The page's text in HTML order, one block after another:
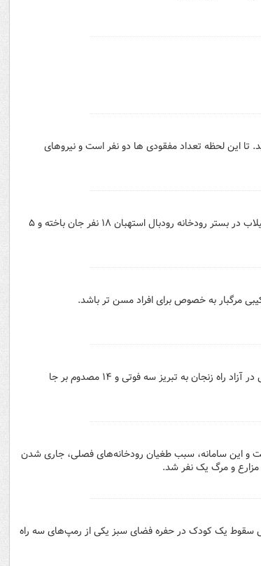
آمار قربانیان سیل در استهبان به ۲۱ نفر رسید. تا این لحظه تعداد مفقودی ها دو نفر است و نیروهای
عبداللهی، مدیرکل مدیریت بحران استانداری فارس:در حادثه سیلاب در بستر رودخانه رودبال استهبان ۱۸ نفر جان باخته و ۵
مرگبار به خصوص برای افراد مسن تر باشد.
رئیس پلیس راه استان زنجان گفت: واژگونی یک دستگاه اتوبوس در آزاد راه زنجان به تبریز سه فوتی و ۱۴ مصدوم بر جا
و این سامانه، سبب طغیان رودخانه‌های فصلی، جاری شدن
و مرگ یک نفر شد.
اطلاعیه‌ای در خصوص سقوط یک کودک در حفره فضای سبز یکی از رمپ‌های سه راه